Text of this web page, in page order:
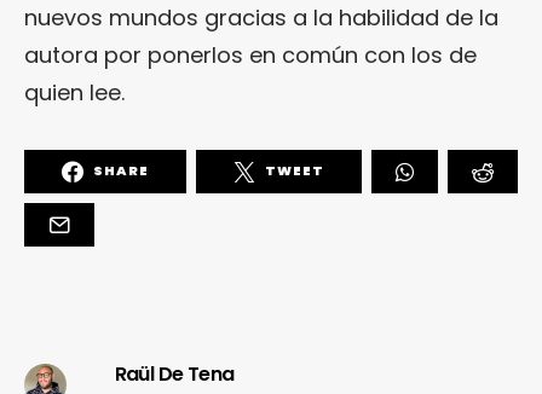
nuevos mundos gracias a la habilidad de la
autora por ponerlos en común con los de
quien lee.
SHARE TWEET
Raül De Tena